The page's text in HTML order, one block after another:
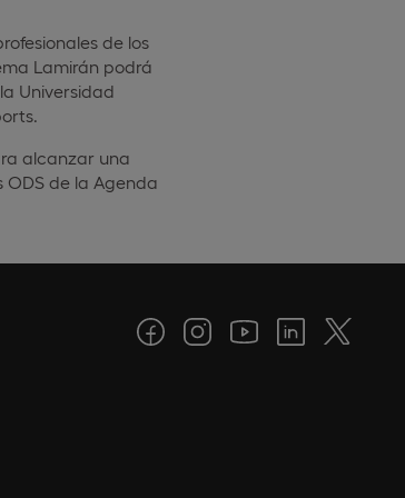
de los
Lamirán podrá
Universidad
alcanzar una
de la Agenda